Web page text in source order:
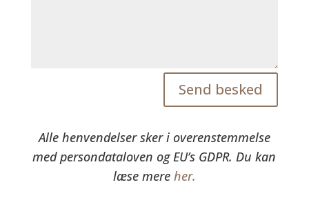
Send besked
Alle henvendelser sker i overenstemmelse
med persondataloven og EU’s GDPR. Du kan
læse mere her.